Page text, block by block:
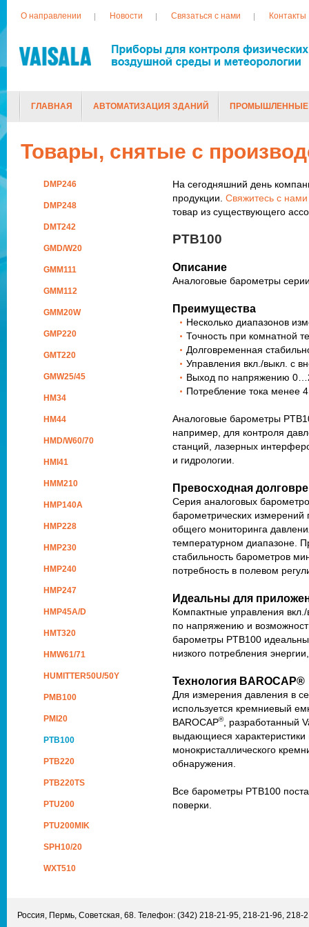
О направлении Новости Связаться с нами Контакты
ГЛАВНАЯ АВТОМАТИЗАЦИЯ ЗДАНИЙ ПРОМЫШЛЕННЫЕ
Товары, снятые с
DMP246
DMP248
DMT242
GMD/W20
GMM111
GMM112
GMM20W
GMP220
GMT220
GMW25/45
HM34
HM44
HMD/W60/70
HMI41
HMM210
HMP140A
HMP228
HMP230
HMP240
HMP247
HMP45A/D
HMT320
HMW61/71
HUMITTER50U/50Y
PMB100
PMI20
PTB100
PTB220
PTB220TS
PTU200
PTU200MIK
SPH10/20
WXT510
На сегодняшний день
продукции. Свяжитесь с нами
товар из существующего
PTB100
Описание
Аналоговые барометры
Преимущества
Несколько диапазонов
Точность при комнатной
Долговременная
Управления вкл./выкл. с
Выход по напряжению
Потребление тока менее
Аналоговые барометры
например, для контроля
станций, лазерных
и гидрологии.
Превосходная
Серия аналоговых
барометрических
общего мониторинга
температурном диапазоне.
стабильность барометров
потребность в полевом
Идеальны для
Компактные управления
по напряжению и
барометры PTB100
низкого потребления
Технология BAROCAP®
Для измерения давления в
используется кремниевый
BAROCAP®, разработанный
выдающиеся характеристики
монокристаллического
обнаружения.
Все барометры PTB100
поверки.
Россия, Пермь, Советская, 68. Телефон: (342) 218-21-95, 218-21-96, 218-